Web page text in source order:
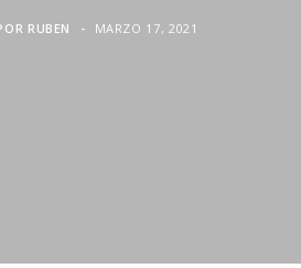
RUBEN MARZO 17, 2021